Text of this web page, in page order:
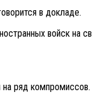
в докладе.
войск на
на ряд компромиссов.